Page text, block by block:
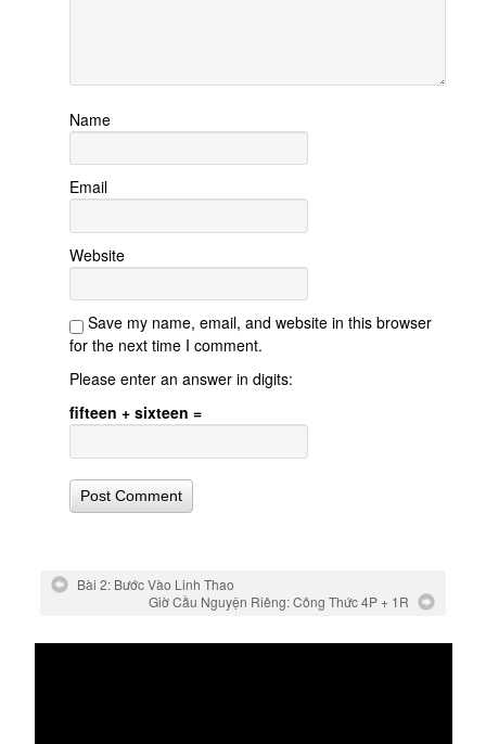
Name
Email
Website
Save my name, email, and website in this browser
for the next time I comment.
Please enter an answer in digits:
fifteen + sixteen =
Bài 2: Bước Vào Linh Thao
Giờ Cầu Nguyện Riêng: Công Thức 4P + 1R